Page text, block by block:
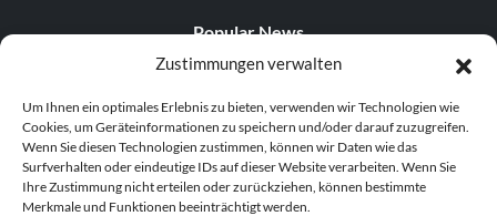
Zustimmungen verwalten
Um Ihnen ein optimales Erlebnis zu bieten, verwenden wir Technologien wie
Cookies, um Geräteinformationen zu speichern und/oder darauf zuzugreifen.
Wenn Sie diesen Technologien zustimmen, können wir Daten wie das
Surfverhalten oder eindeutige IDs auf dieser Website verarbeiten. Wenn Sie
Ihre Zustimmung nicht erteilen oder zurückziehen, können bestimmte
Merkmale und Funktionen beeinträchtigt werden.
Popular News
Popular Editorials
Popular Free Games
LATEST UPDATES